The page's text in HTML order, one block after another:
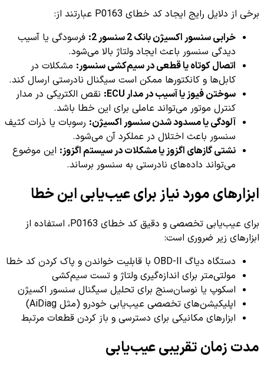
برخی از دلایل رایج ایجاد کد خطای P0163 عبارتند از:
خرابی سنسور اکسیژن بانک 2 سنسور 2:
فرسودگی یا آسیب
دیدگی سنسور باعث ایجاد ولتاژ بالا می‌شود.
اتصال کوتاه یا قطعی در سیم‌کشی سنسور: مشکلات در
کابل‌ها و کانکتورها ممکن است سیگنال نادرستی ارسال کند.
سوختن فیوز یا آسیب در مدار ECU:
نقص الکتریکی در مدار
کنترل موتور می‌تواند عاملی برای این خطا باشد.
آلودگی یا مسدود شدن سنسور اکسیژن: رسوبات یا ذرات کثیف
سنسور باعث اختلال در عملکرد آن می‌شود.
نشتی گازهای اگزوز یا مشکلات در سیستم اگزوز: این موضوع
می‌تواند داده‌های نادرستی به سنسور برساند.
ابزارهای مورد نیاز برای عیب‌یابی این خطا
برای عیب‌یابی تخصصی و دقیق کد خطای P0163، استفاده از
ابزارهای زیر ضروری است:
دستگاه دیاگ OBD-II با قابلیت خواندن و پاک کردن کد خطا
مولتی‌متر برای اندازه‌گیری ولتاژ و تست سیم‌کشی
اسکوپ یا نوسان‌سنج برای تحلیل سیگنال سنسور اکسیژن
اپلیکیشن‌های تخصصی عیب‌یابی خودرو (مثل AiDiag)
ابزارهای مکانیکی برای دسترسی و باز کردن قطعات مرتبط
مدت زمان تقریبی عیب‌یابی